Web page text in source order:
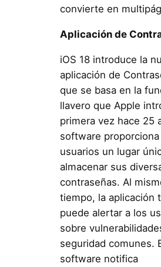
convierte en
Aplicación de
iOS 18 introduce la
aplicación de
que se basa en la
llavero que Apple
primera vez hace 25
software proporciona
usuarios un lugar
almacenar sus
contraseñas. Al
tiempo, la aplicación
puede alertar a los
sobre
seguridad comunes.
software notifica